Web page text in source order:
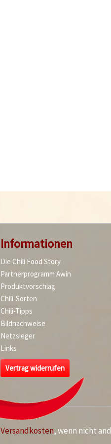
Informationen
Die Chili Food Story
Partnerprogramm Awin
Produktvorschlag
Chili-Sorten
Chili-Tipps
Bildnachweise
Netzsieger
Links
Vertrag widerrufen
Versandkosten, wenn nicht